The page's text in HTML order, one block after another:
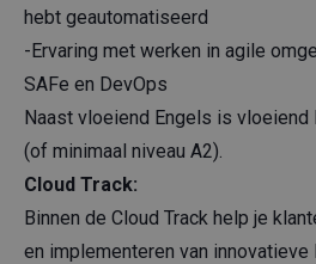
hebt geautomatiseerd
-Ervaring met werken in agile
SAFe en DevOps
Naast vloeiend Engels is
(of minimaal niveau A2).
Cloud Track:
Binnen de Cloud Track help je
en implementeren van innovatieve